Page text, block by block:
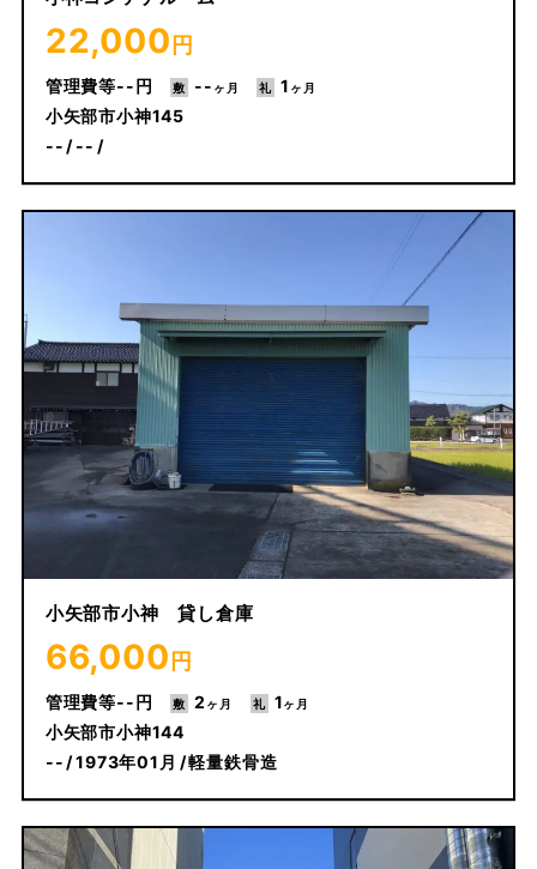
22,000 円
-- --
1
小矢部市小神145
--
--
小矢部市小神 貸し倉庫
66,000 円
-- 2
1
小矢部市小神144
--
1973年01月 軽量鉄骨造